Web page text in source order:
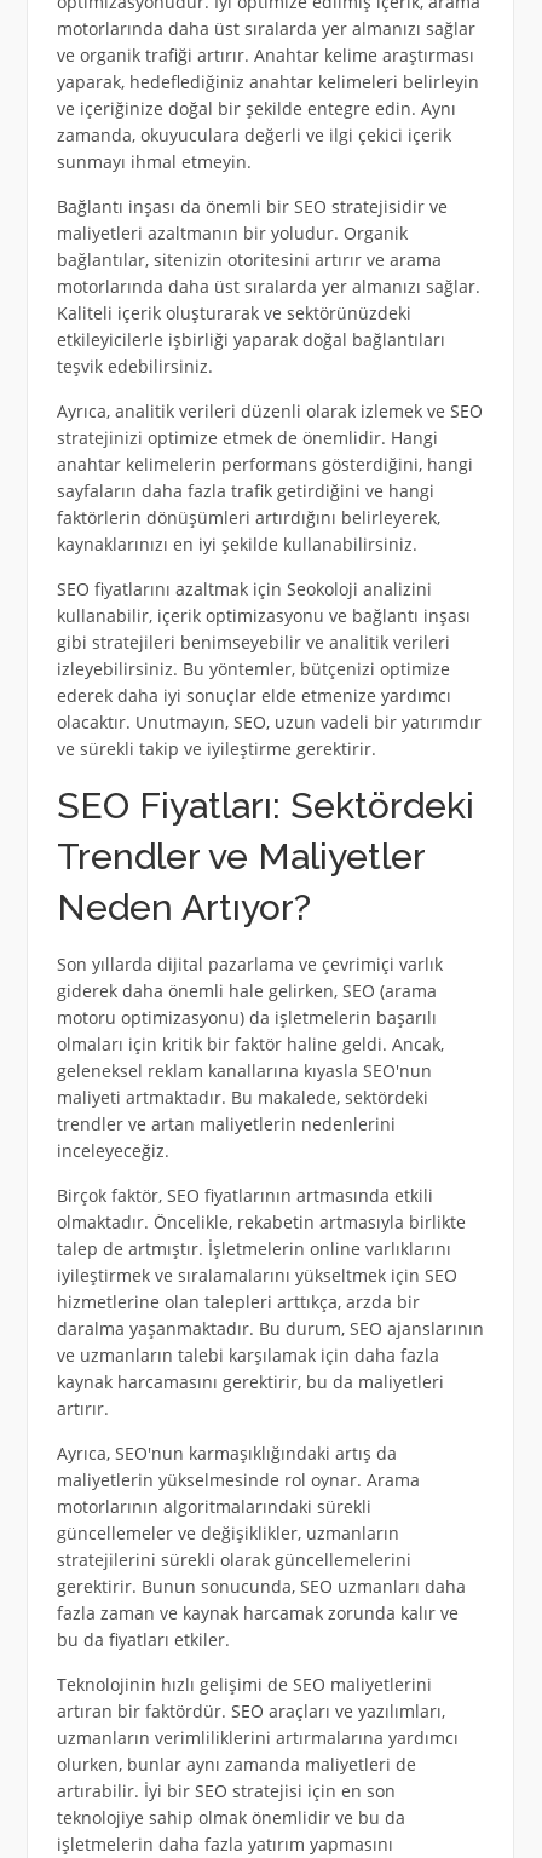
motorlarında daha üst sıralarda yer almanızı sağlar
ve organik trafiği artırır. Anahtar kelime araştırması
yaparak, hedeflediğiniz anahtar kelimeleri belirleyin
ve içeriğinize doğal bir şekilde entegre edin. Aynı
zamanda, okuyuculara değerli ve ilgi çekici içerik
sunmayı ihmal etmeyin.
Bağlantı inşası da önemli bir SEO stratejisidir ve
maliyetleri azaltmanın bir yoludur. Organik
bağlantılar, sitenizin otoritesini artırır ve arama
motorlarında daha üst sıralarda yer almanızı sağlar.
Kaliteli içerik oluşturarak ve sektörünüzdeki
etkileyicilerle işbirliği yaparak doğal bağlantıları
teşvik edebilirsiniz.
Ayrıca, analitik verileri düzenli olarak izlemek ve SEO
stratejinizi optimize etmek de önemlidir. Hangi
anahtar kelimelerin performans gösterdiğini, hangi
sayfaların daha fazla trafik getirdiğini ve hangi
faktörlerin dönüşümleri artırdığını belirleyerek,
kaynaklarınızı en iyi şekilde kullanabilirsiniz.
SEO fiyatlarını azaltmak için Seokoloji analizini
kullanabilir, içerik optimizasyonu ve bağlantı inşası
gibi stratejileri benimseyebilir ve analitik verileri
izleyebilirsiniz. Bu yöntemler, bütçenizi optimize
ederek daha iyi sonuçlar elde etmenize yardımcı
olacaktır. Unutmayın, SEO, uzun vadeli bir yatırımdır
ve sürekli takip ve iyileştirme gerektirir.
SEO Fiyatları: Sektördeki
Trendler ve Maliyetler
Neden Artıyor?
Son yıllarda dijital pazarlama ve çevrimiçi varlık
giderek daha önemli hale gelirken, SEO (arama
motoru optimizasyonu) da işletmelerin başarılı
olmaları için kritik bir faktör haline geldi. Ancak,
geleneksel reklam kanallarına kıyasla SEO'nun
maliyeti artmaktadır. Bu makalede, sektördeki
trendler ve artan maliyetlerin nedenlerini
inceleyeceğiz.
Birçok faktör, SEO fiyatlarının artmasında etkili
olmaktadır. Öncelikle, rekabetin artmasıyla birlikte
talep de artmıştır. İşletmelerin online varlıklarını
iyileştirmek ve sıralamalarını yükseltmek için SEO
hizmetlerine olan talepleri arttıkça, arzda bir
daralma yaşanmaktadır. Bu durum, SEO ajanslarının
ve uzmanların talebi karşılamak için daha fazla
kaynak harcamasını gerektirir, bu da maliyetleri
artırır.
Ayrıca, SEO'nun karmaşıklığındaki artış da
maliyetlerin yükselmesinde rol oynar. Arama
motorlarının algoritmalarındaki sürekli
güncellemeler ve değişiklikler, uzmanların
stratejilerini sürekli olarak güncellemelerini
gerektirir. Bunun sonucunda, SEO uzmanları daha
fazla zaman ve kaynak harcamak zorunda kalır ve
bu da fiyatları etkiler.
Teknolojinin hızlı gelişimi de SEO maliyetlerini
artıran bir faktördür. SEO araçları ve yazılımları,
uzmanların verimliliklerini artırmalarına yardımcı
olurken, bunlar aynı zamanda maliyetleri de
artırabilir. İyi bir SEO stratejisi için en son
teknolojiye sahip olmak önemlidir ve bu da
işletmelerin daha fazla yatırım yapmasını